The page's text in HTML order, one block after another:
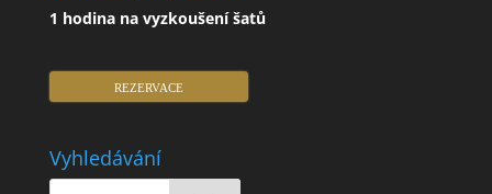
1 hodina na vyzkoušení šatů
REZERVACE
Vyhledávání